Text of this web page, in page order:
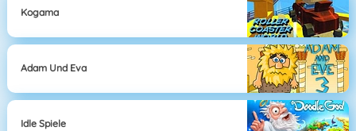
Kogama
Adam Und Eva
Idle Spiele